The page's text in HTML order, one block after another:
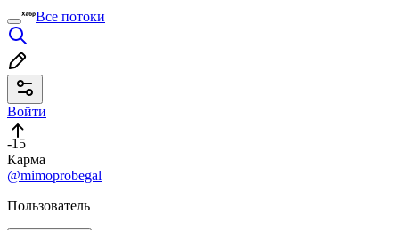
Все потоки
Войти
-15
Карма
@mimoprobegal
Пользователь